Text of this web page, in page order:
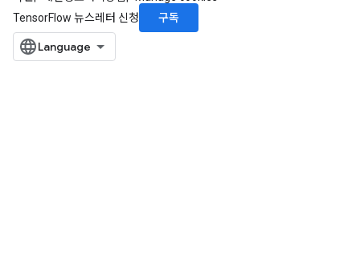
TensorFlow 뉴스레터 신청
구독